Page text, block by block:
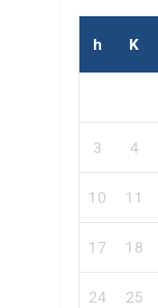
h K
3 4
10 11
17 18
24 25